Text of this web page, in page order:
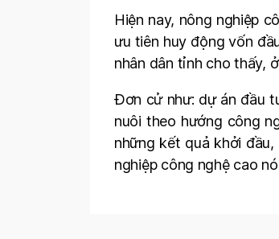
Hiện nay, nông nghiệp
ưu tiên huy động vốn
nhân dân tỉnh cho thấy,
Đơn cử như: dự án đầu
nuôi theo hướng công
những kết quả khởi
nghiệp công nghệ cao